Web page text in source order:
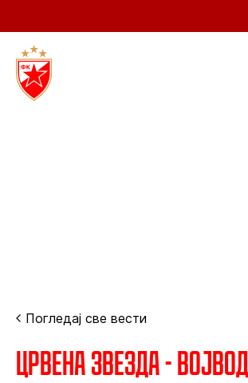
Погледај све вести
Црвена звезда -